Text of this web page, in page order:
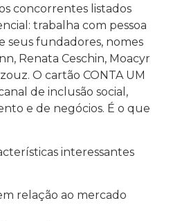
concorrentes listados
trabalha com pessoa
seus fundadores, nomes
Renata Ceschin, Moacyr
O cartão CONTA UM
de inclusão social,
e de negócios. É o que
interessantes
relação ao mercado